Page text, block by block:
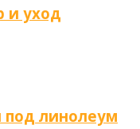
и уход
под линолеум